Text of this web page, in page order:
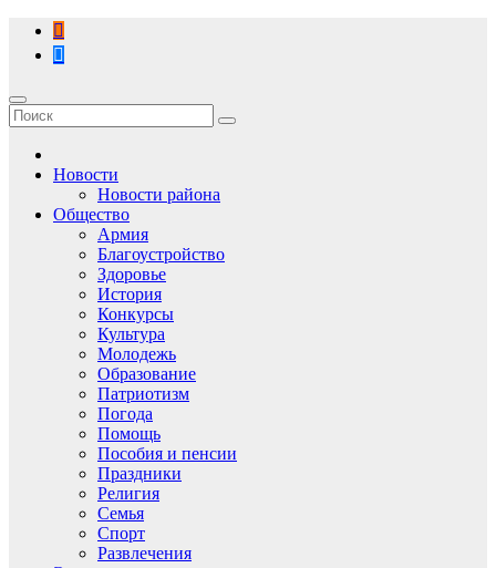
Перейти
содержимому
Новости
Новости района
Общество
Армия
Благоустройство
Здоровье
История
Конкурсы
Культура
Молодежь
Образование
Патриотизм
Погода
Помощь
Пособия и пенсии
Праздники
Религия
Семья
Спорт
Развлечения